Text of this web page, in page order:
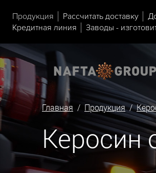
Продукция Рассчитать доставку
Кредитная линия
Заводы -
Главная / Продукция/
Керосин